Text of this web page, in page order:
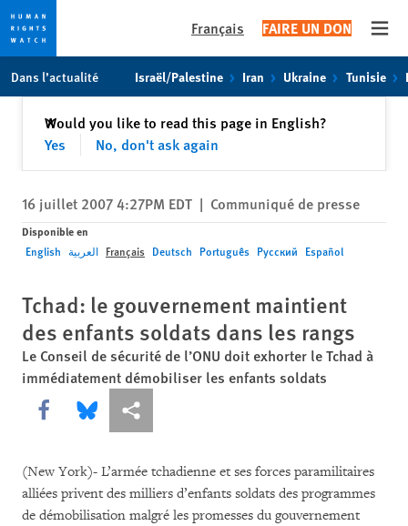
toto
content
Français FAIRE UN DON
Dans l’actualité Israël/Palestine Iran Ukraine Tunisie
Would you like to read this page in English?
Yes
No, don't ask again
✕Fermer
16 juillet 2007 4:27PM EDT | Communiqué de presse
Disponible en
English العربية Français Deutsch Português Русский Español
Tchad: le gouvernement maintient
des enfants soldats dans les rangs
Le Conseil de sécurité de l’ONU doit exhorter le Tchad à
immédiatement démobiliser les enfants soldats
Share this via Facebook
Share this via Bluesky
Share this via Partagez
(New York)- L’armée tchadienne et ses forces paramilitaires
alliées privent des milliers d’enfants soldats des programmes
de démobilisation malgré les promesses du gouvernement